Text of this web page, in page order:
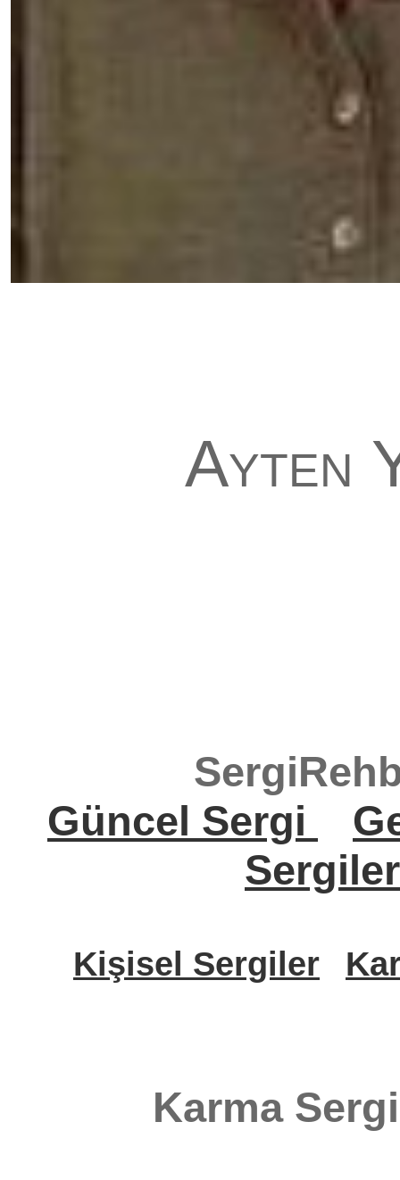
Ayten
Güncel Sergi
Kişisel Sergiler
Karma